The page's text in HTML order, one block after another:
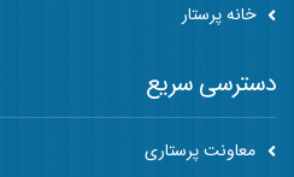
خانه پرستار
دسترسی سریع
معاونت پرستاری